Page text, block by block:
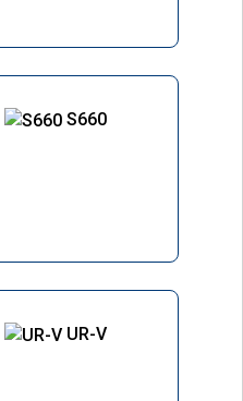
S660
UR-V